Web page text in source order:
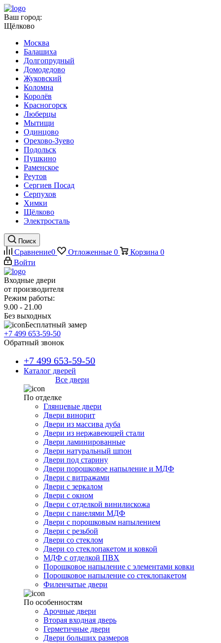
Ваш город:
Щёлково
Москва
Балашиха
Долгопрудный
Домодедово
Жуковский
Коломна
Королёв
Красногорск
Люберцы
Мытищи
Одинцово
Орехово-Зуево
Подольск
Пушкино
Раменское
Реутов
Сергиев Посад
Серпухов
Химки
Щёлково
Электросталь
Поиск
Сравнение0 Отложенные 0 Корзина 0
Войти
Входные двери
от производителя
Режим работы:
9.00 - 21.00
Без выходных
Бесплатный замер
+7 499 653-59-50
Обратный звонок
+7 499 653-59-50
Каталог дверей
Все двери
По отделке
Глянцевые двери
Двери винорит
Двери из массива дуба
Двери из нержавеющей стали
Двери ламинированные
Двери натуральный шпон
Двери под старину
Двери порошковое напыление и МДФ
Двери с витражами
Двери с зеркалом
Двери с окном
Двери с отделкой винилискожа
Двери с панелями МДФ
Двери с порошковым напылением
Двери с резьбой
Двери со стеклом
Двери со стеклопакетом и ковкой
МДФ с отделкой ПВХ
Порошковое напыление с элементами ковки
Порошковое напыление со стеклопакетом
Филенчатые двери
По особенностям
Арочные двери
Вторая входная дверь
Герметичные двери
Двери больших размеров